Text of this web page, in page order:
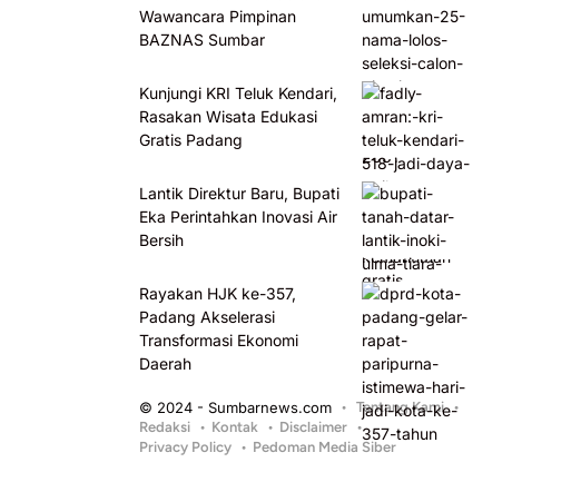
Wawancara Pimpinan
BAZNAS Sumbar
Kunjungi KRI Teluk Kendari,
Rasakan Wisata Edukasi
Gratis Padang
Lantik Direktur Baru, Bupati
Eka Perintahkan Inovasi Air
Bersih
Rayakan HJK ke-357,
Padang Akselerasi
Transformasi Ekonomi
Daerah
© 2024 - Sumbarnews.com
Tentang Kami
Redaksi
Kontak
Disclaimer
Privacy Policy
Pedoman Media Siber